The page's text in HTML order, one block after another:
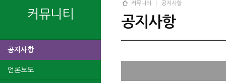
커뮤니티
공지사항
언론보도
커뮤니티 공지사항
공지사항